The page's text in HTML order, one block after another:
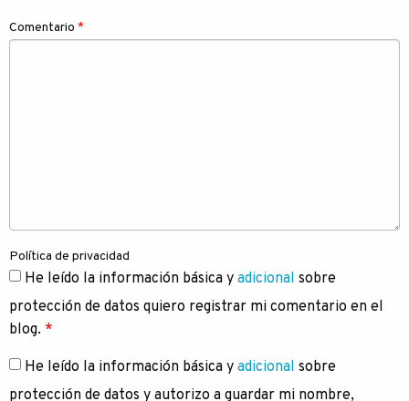
Comentario *
Política de privacidad
He leído la información básica y adicional sobre
protección de datos quiero registrar mi comentario en el
blog. *
He leído la información básica y adicional sobre
protección de datos y autorizo a guardar mi nombre,